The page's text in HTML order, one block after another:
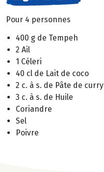
Pour 4 personnes
400 g de Tempeh
2 Ail
1 Céleri
40 cl de Lait de coco
2 c. à s. de Pâte de curry
3 c. à s. de Huile
Coriandre
Sel
Poivre